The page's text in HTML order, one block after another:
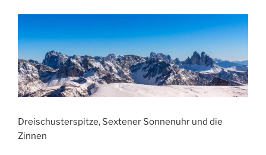
Dreischusterspitze, Sextener Sonnenuhr und die
Zinnen